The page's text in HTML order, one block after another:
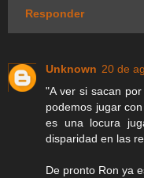
Responder
Unknown 20 de
"A ver si sacan
podemos jugar
es una locura
disparidad en las
De pronto Ron ya